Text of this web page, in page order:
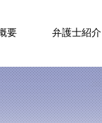
要 弁護士紹介